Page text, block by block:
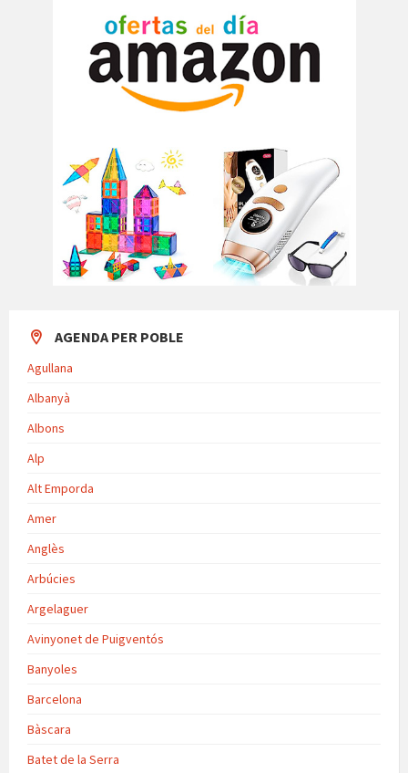
AGENDA PER POBLE
Agullana
Albanyà
Albons
Alp
Alt Emporda
Amer
Anglès
Arbúcies
Argelaguer
Avinyonet de Puigventós
Banyoles
Barcelona
Bàscara
Batet de la Serra